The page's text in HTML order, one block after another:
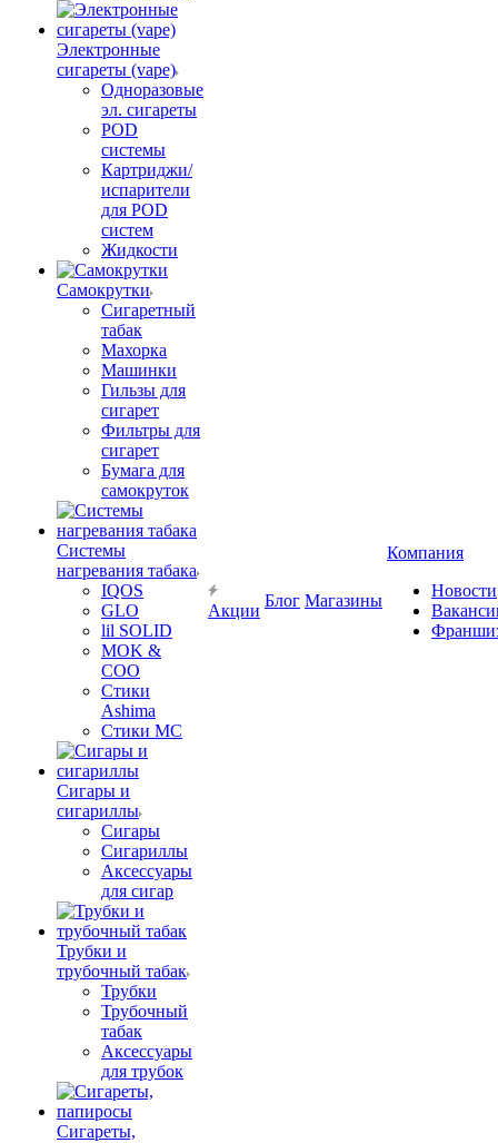
Электронные
сигареты (vape)
Одноразовые
эл. сигареты
POD
системы
Картриджи/
испарители
для POD
систем
Жидкости
Самокрутки
Сигаретный
табак
Махорка
Машинки
Гильзы для
сигарет
Фильтры для
сигарет
Бумага для
самокруток
Системы
нагревания табака
IQOS
GLO
lil SOLID
MOK &
COO
Стики
Ashima
Стики MC
Сигары и
сигариллы
Сигары
Сигариллы
Аксессуары
для сигар
Трубки и
трубочный табак
Трубки
Трубочный
табак
Аксессуары
для трубок
Сигареты,
Акции
Блог Магазины
Компания
Новости